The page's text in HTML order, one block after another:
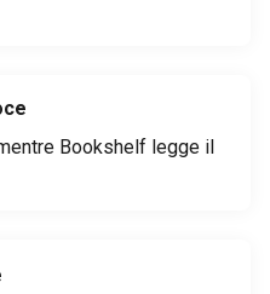
Bookshelf legge il